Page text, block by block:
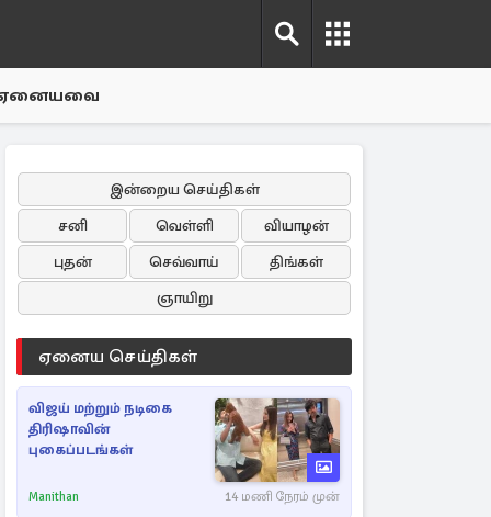
இன்றைய செய்திகள்
சனி
வெள்ளி
வியாழன்
புதன்
செவ்வாய்
திங்கள்
ஞாயிறு
ஏனைய செய்திகள்
விஜய் மற்றும் நடிகை
திரிஷாவின்
புகைப்படங்கள்
Manithan 14 மணி நேரம் முன்